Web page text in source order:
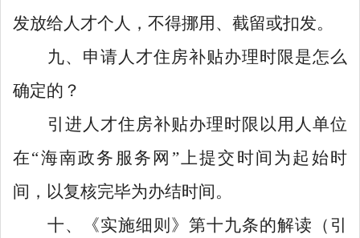
发放给人才个人，不得挪用、截留或扣发。
九、申请人才住房补贴办理时限是怎么
确定的？
引进人才住房补贴办理时限以用人单位
在“海南政务服务网 ”上提交时间为起始时
间，以复核完毕为办结时间。
十、《实施细则》第十九条的解读（引